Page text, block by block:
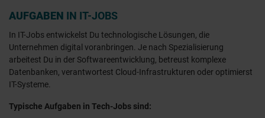
AUFGABEN IN IT-JOBS
In IT-Jobs entwickelst Du technologische Lösungen, die
Unternehmen digital voranbringen. Je nach Spezialisierung
arbeitest Du in der Softwareentwicklung, betreust komplexe
Datenbanken, verantwortest Cloud-Infrastrukturen oder optimierst
IT-Systeme.
Typische Aufgaben in Tech-Jobs sind: